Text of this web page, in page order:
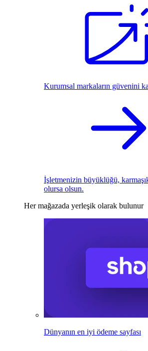
Kurumsal markaların güvenini
İşletmenizin büyüklüğü,
olursa olsun.
Her mağazada yerleşik olarak bulunur
Dünyanın en iyi ödeme sayfası